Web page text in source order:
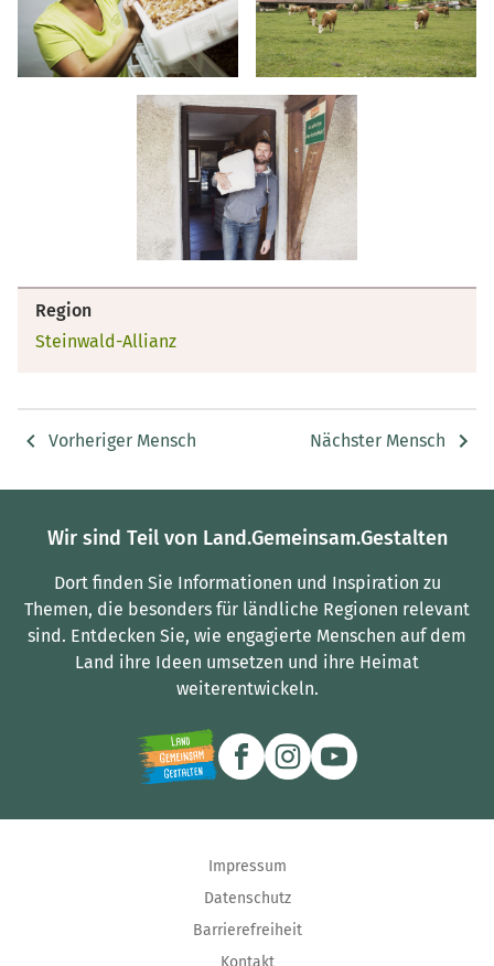
Region
Steinwald-Allianz
Vorheriger Mensch Nächster Mensch
Wir sind Teil von Land.Gemeinsam.Gestalten
Dort finden Sie Informationen und Inspiration zu
Themen, die besonders für ländliche Regionen relevant
sind. Entdecken Sie, wie engagierte Menschen auf dem
Land ihre Ideen umsetzen und ihre Heimat
weiterentwickeln.
Impressum
Datenschutz
Barrierefreiheit
Kontakt